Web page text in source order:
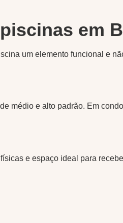
em
um elemento funcional e
médio e alto padrão. Em
e espaço ideal para